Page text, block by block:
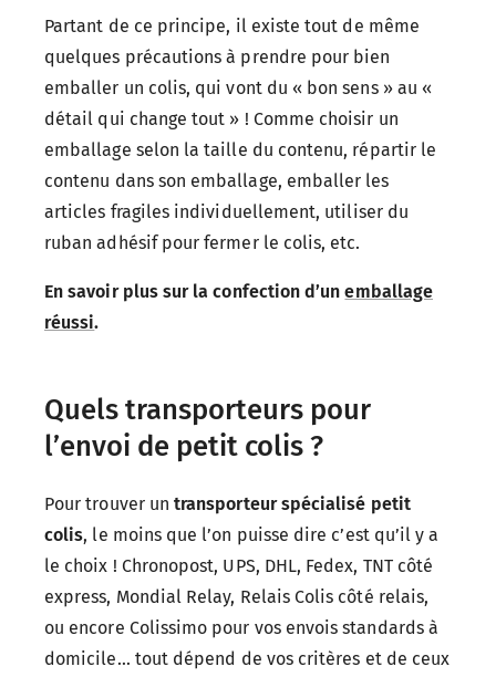
Partant de ce principe, il existe tout de même
quelques précautions à prendre pour bien
emballer un colis, qui vont du « bon sens » au «
détail qui change tout » ! Comme choisir un
emballage selon la taille du contenu, répartir le
contenu dans son emballage, emballer les
articles fragiles individuellement, utiliser du
ruban adhésif pour fermer le colis, etc.
En savoir plus sur la confection d’unemballage
réussi.
Quels transporteurs pour
l’envoi de petit colis ?
Pour trouver untransporteur spécialisé petit
colis, le moins que l’on puisse dire c’est qu’il y a
le choix ! Chronopost, UPS, DHL, Fedex, TNT côté
express, Mondial Relay, Relais Colis côté relais,
ou encore Colissimo pour vos envois standards à
domicile... tout dépend de vos critères et de ceux